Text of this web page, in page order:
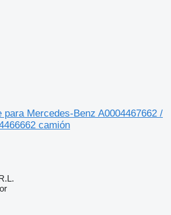
para Mercedes-Benz A0004467662 /
camión